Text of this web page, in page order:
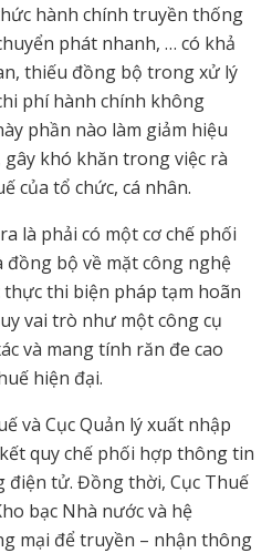
hành chính truyền thống
phát nhanh, … có khả
thiếu đồng bộ trong xử lý
phí hành chính không
phần nào làm giảm hiệu
khó khăn trong việc rà
của tổ chức, cá nhân.
là phải có một cơ chế phối
bộ về mặt công nghệ
thi biện pháp tạm hoãn
vai trò như một công cụ
và mang tính răn đe cao
hiện đại.
và Cục Quản lý xuất nhập
quy chế phối hợp thông tin
điện tử. Đồng thời, Cục Thuế
bạc Nhà nước và hệ
mại để truyền – nhận thông